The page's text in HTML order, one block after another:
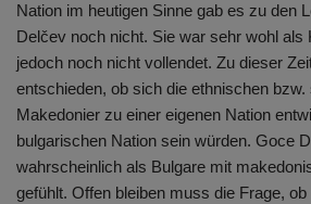
Nation im heutigen Sinne gab es zu den
Delčev noch nicht. Sie war sehr wohl als
jedoch noch nicht vollendet. Zu dieser
entschieden, ob sich die ethnischen
Makedonier zu einer eigenen Nation
bulgarischen Nation sein würden. Goce
wahrscheinlich als Bulgare mit
gefühlt. Offen bleiben muss die Frage,